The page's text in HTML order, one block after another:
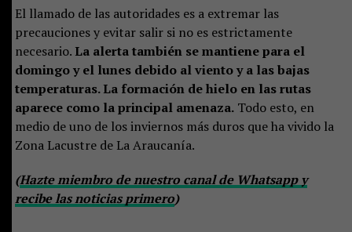
El llamado de las autoridades es a extremar las
precauciones y evitar salir si no es estrictamente
necesario. La alerta también se mantiene para el
domingo y el lunes debido al viento y a las bajas
temperaturas. La formación de hielo en las rutas
aparece como la principal amenaza.Todo esto, en
medio de uno de los inviernos más duros que ha vivido la
Zona Lacustre de La Araucanía.
(Hazte miembro de nuestro canal de Whatsapp y
recibe las noticias primero)